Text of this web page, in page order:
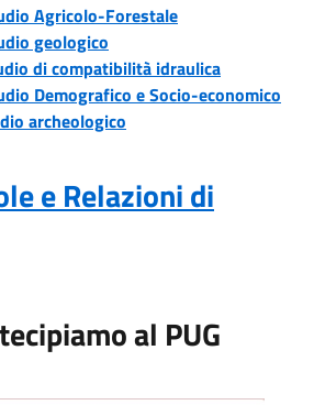
Agricolo-Forestale
geologico
di compatibilità idraulica
Demografico e Socio-economico
archeologico
e Relazioni di
al PUG